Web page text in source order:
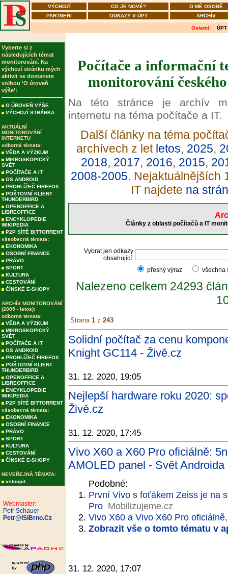
VÝCHOZÍ CO JE NOVÉ?
O MÉ OSOBĚ
PARTNEŘI
ODKAZY V ÚPT ARCHÍV
Ostatní: ÚPT
Vyberte si z
následujících témat
monitorování. Na
výchozí stránku mých
aktivit se dostanete
volbou 'O úroveň
výše':
O ÚROVEŇ VÝŠE
VÝCHOZÍ STRÁNKA
AKTUÁLNÍ
MONITOROVÁNÍ
INTERNETU
odborná témata:
VĚDA A VÝZKUM
MIKROSKOPICKÝ
SVĚT
POČÍTAČE A IT
OS ANDROID
PROHLÍŽEČ FIREFOX
POŠTOVNÍ KLIENT
THUNDERBIRD
OPENOFFICE A
LIBREOFFICE
ENCYKLOPEDIE
WIKIPEDIA
P2P SÍTĚ BITTORRENT
všeobecná témata:
EKONOMIKA
OSOBNÍ FINANCE
PRÁVO
SPORT
KULTURA
CESTOVÁNÍ
ČÍNSKÉ E-SHOPY
ARCHÍV MONITOROVÁNÍ
(2005 - letos):
odborná témata:
VĚDA A VÝZKUM
MIKROSKOPICKÝ
SVĚT
POČÍTAČE A IT
OS ANDROID
PROHLÍŽEČ FIREFOX
POŠTOVNÍ KLIENT
THUNDERBIRD
OPENOFFICE A
LIBREOFFICE
ENCYKLOPEDIE
WIKIPEDIA
P2P SÍTĚ BITTORRENT
všeobecná témata:
EKONOMIKA
OSOBNÍ FINANCE
PRÁVO
SPORT
KULTURA
CESTOVÁNÍ
ČÍNSKÉ E-SHOPY
NEVEŘEJNÁ TÉMATA:
vstoupit
Webmaster:
Petr Schauer
Petr@ISIBrno.Cz
Počítače a informační
monitorování
Na této stránce je archív
internetu na téma počítače a IT.
Další články na téma
archívech z let letos, 2025,
2018, 2017, 2016, 2015,
2008-2005. Nejaktuálnějších
IT najdete na
Články z oblasti počítačů a IT
Vybrat jen odkazy
obsahující:
přesný výraz
Nalezeno celkem 24293
Strana 1 z 243
Solidní počítač za cenu
Knight GC114 - Živě.cz
31. 12. 2020, 19:05
Nejlepší hardware roku 2020:
Živě.cz
31. 12. 2020, 17:45
Vivo X60 a X60 Pro oficiálně:
AMOLED panel - Svět Androida
Podobné:
První Vivo s foťákem Zeiss je na
Pro Mobilizujeme.cz
Vivo X60 a Vivo X60 Pro
Zobrazit vše o tomto tématu v
31. 12. 2020, 17:07